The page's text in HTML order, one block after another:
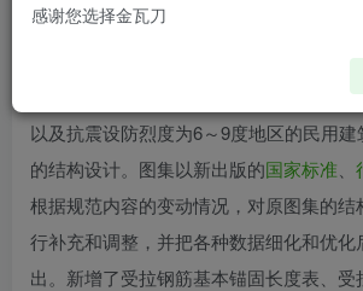
12G112-1《建筑结构设计常用数据国标
以及抗震设防烈度为6～9度地区的民用
的结构设计。图集以新出版的国家标准
根据规范内容的变动情况，对原图集的
行补充和调整，并把各种数据细化和优化
出。新增了受拉钢筋基本锚固长度表、受
感谢您选择金瓦刀